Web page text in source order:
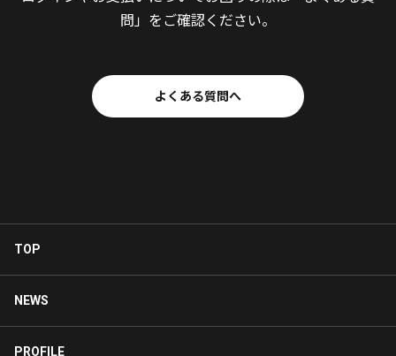
問」をご確認ください。
よくある質問へ
TOP
NEWS
PROFILE